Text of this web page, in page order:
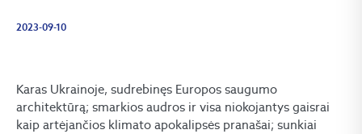
2023-09-10
Karas Ukrainoje, sudrebinęs Europos saugumo
architektūrą; smarkios audros ir visa niokojantys gaisrai
kaip artėjančios klimato apokalipsės pranašai; sunkiai